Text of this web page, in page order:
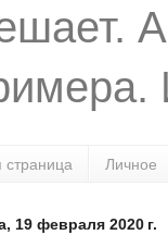
страница Личное
19 февраля 2020 г.